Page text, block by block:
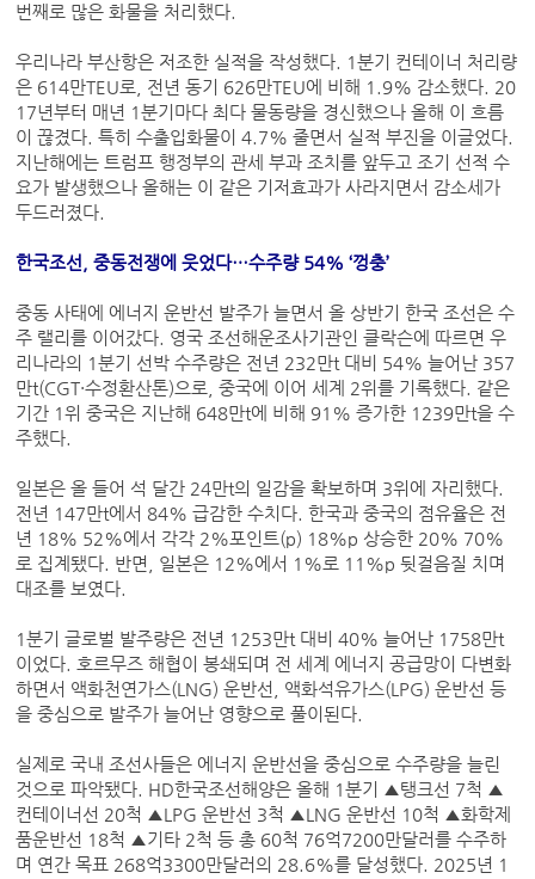
번째로 많은 화물을 처리했다.
우리나라 부산항은 저조한 실적을 작성했다. 1분기 컨테이너 처리량
은 614만TEU로, 전년 동기 626만TEU에 비해 1.9% 감소했다. 20
17년부터 매년 1분기마다 최다 물동량을 경신했으나 올해 이 흐름
이 끊겼다. 특히 수출입화물이 4.7% 줄면서 실적 부진을 이글었다.
지난해에는 트럼프 행정부의 관세 부과 조치를 앞두고 조기 선적 수
요가 발생했으나 올해는 이 같은 기저효과가 사라지면서 감소세가
두드러졌다.
한국조선, 중동전쟁에 웃었다…수주량 54% ‘껑충’
중동 사태에 에너지 운반선 발주가 늘면서 올 상반기 한국 조선은 수
주 랠리를 이어갔다. 영국 조선해운조사기관인 클락슨에 따르면 우
리나라의 1분기 선박 수주량은 전년 232만t 대비 54% 늘어난 357
만t(CGT·수정환산톤)으로, 중국에 이어 세계 2위를 기록했다. 같은
기간 1위 중국은 지난해 648만t에 비해 91% 증가한 1239만t을 수
주했다.
일본은 올 들어 석 달간 24만t의 일감을 확보하며 3위에 자리했다.
전년 147만t에서 84% 급감한 수치다. 한국과 중국의 점유율은 전
년 18% 52%에서 각각 2%포인트(p) 18%p 상승한 20% 70%
로 집계됐다. 반면, 일본은 12%에서 1%로 11%p 뒷걸음질 치며
대조를 보였다.
1분기 글로벌 발주량은 전년 1253만t 대비 40% 늘어난 1758만t
이었다. 호르무즈 해협이 봉쇄되며 전 세계 에너지 공급망이 다변화
하면서 액화천연가스(LNG) 운반선, 액화석유가스(LPG) 운반선 등
을 중심으로 발주가 늘어난 영향으로 풀이된다.
실제로 국내 조선사들은 에너지 운반선을 중심으로 수주량을 늘린
것으로 파악됐다. HD한국조선해양은 올해 1분기 ▲탱크선 7척 ▲
컨테이너선 20척 ▲LPG 운반선 3척 ▲LNG 운반선 10척 ▲화학제
품운반선 18척 ▲기타 2척 등 총 60척 76억7200만달러를 수주하
며 연간 목표 268억3300만달러의 28.6%를 달성했다. 2025년 1